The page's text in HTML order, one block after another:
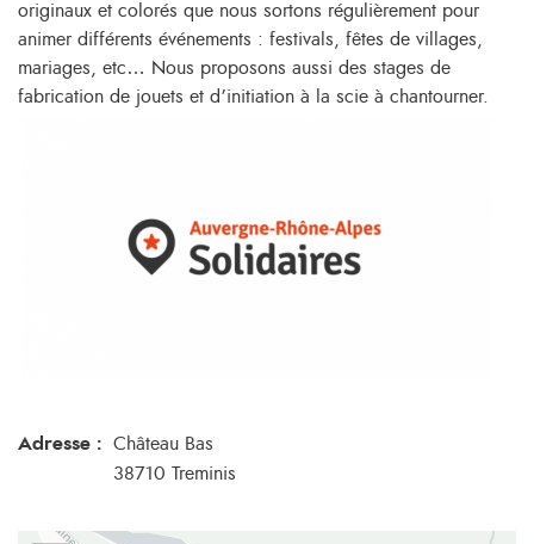
originaux et colorés que nous sortons régulièrement pour
animer différents événements : festivals, fêtes de villages,
mariages, etc… Nous proposons aussi des stages de
fabrication de jouets et d’initiation à la scie à chantourner.
Adresse :
Château Bas
38710 Treminis